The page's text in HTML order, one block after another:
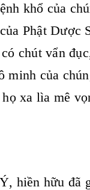
khổ của
Phật Dược
chút vẩn
minh của
xa lìa mê
hiền hữu đã